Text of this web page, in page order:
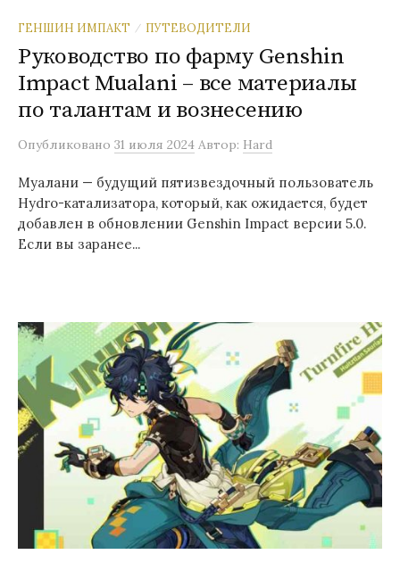
ГЕНШИН ИМПАКТ / ПУТЕВОДИТЕЛИ
Руководство по фарму Genshin
Impact Mualani – все материалы
по талантам и вознесению
Опубликовано 31 июля 2024 Автор: Hard
Муалани — будущий пятизвездочный пользователь
Hydro-катализатора, который, как ожидается, будет
добавлен в обновлении Genshin Impact версии 5.0.
Если вы заранее...